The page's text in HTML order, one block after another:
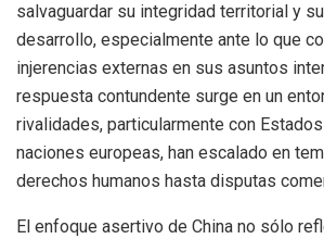
salvaguardar su integridad territorial y
desarrollo, especialmente ante lo que
injerencias externas en sus asuntos
respuesta contundente surge en un
rivalidades, particularmente con
naciones europeas, han escalado en
derechos humanos hasta disputas
El enfoque asertivo de China no sólo